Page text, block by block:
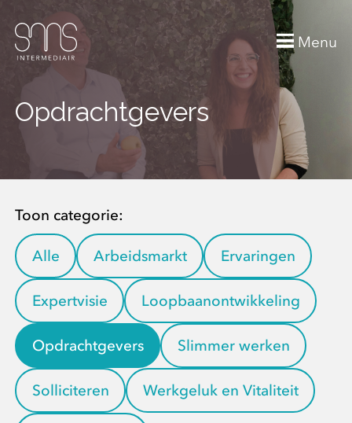
Menu
Opdrachtgevers
Toon categorie:
Alle Arbeidsmarkt Ervaringen
Expertvisie Loopbaanontwikkeling
Opdrachtgevers Slimmer werken
Solliciteren Werkgeluk en Vitaliteit